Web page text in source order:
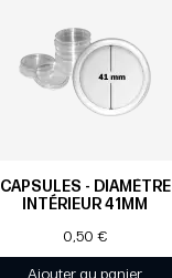
CAPSULES - DIAMÈTRE
INTÉRIEUR 41MM
0,50 €
Ajouter au panier